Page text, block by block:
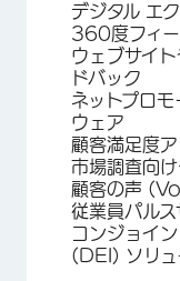
デジタル エ
360度フィ
ウェブサイ
ドバック
ネットプロ
ウェア
顧客満足度
市場調査向
顧客の声
従業員パル
コンジョイ
(DEI) ソリュ